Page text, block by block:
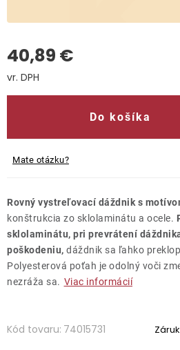
Kontakty
40,89 €
Do košíka
Mate otázku?
Rovný vystreľovací dáždnik s
konštrukcia zo sklolaminátu a ocele.
sklolaminátu, pri prevrátení
poškodeniu, dáždnik sa ľahko
Polyesterová poťah je odolný voči
nezráža sa. Viac informácií
Kód tovaru: 74015731